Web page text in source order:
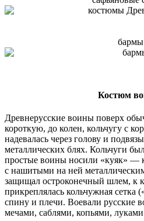
бармы
Костюм
Древнерусские воины поверх
короткую, до колен, кольчугу с
надевалась через голову и
металлических блях. Кольчуги
простые воины носили «куяк» —
с нашитыми на ней
защищал остроконечный шлем, к
прикреплялась кольчужная
спину и плечи. Воевали
мечами, саблями, копьями,